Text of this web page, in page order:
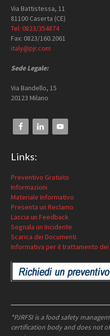
Via Battistessa, 11
81100 Caserta (CE)
Tel: 0823/354874
Fax: 0823/160.2061
italy@pjr.com
Sede Legale:
Via Bandello, 15
20123 Milano
Links:
Preventivo Gratuito
Informazioni
Materiale Informativo
Presenta un Reclamo
Lascia un Feedback
Segnala un Incidente
Scarica dei Documenti
Informativa per il trattamento
*PJRFSI is a food safety
certification body and does not